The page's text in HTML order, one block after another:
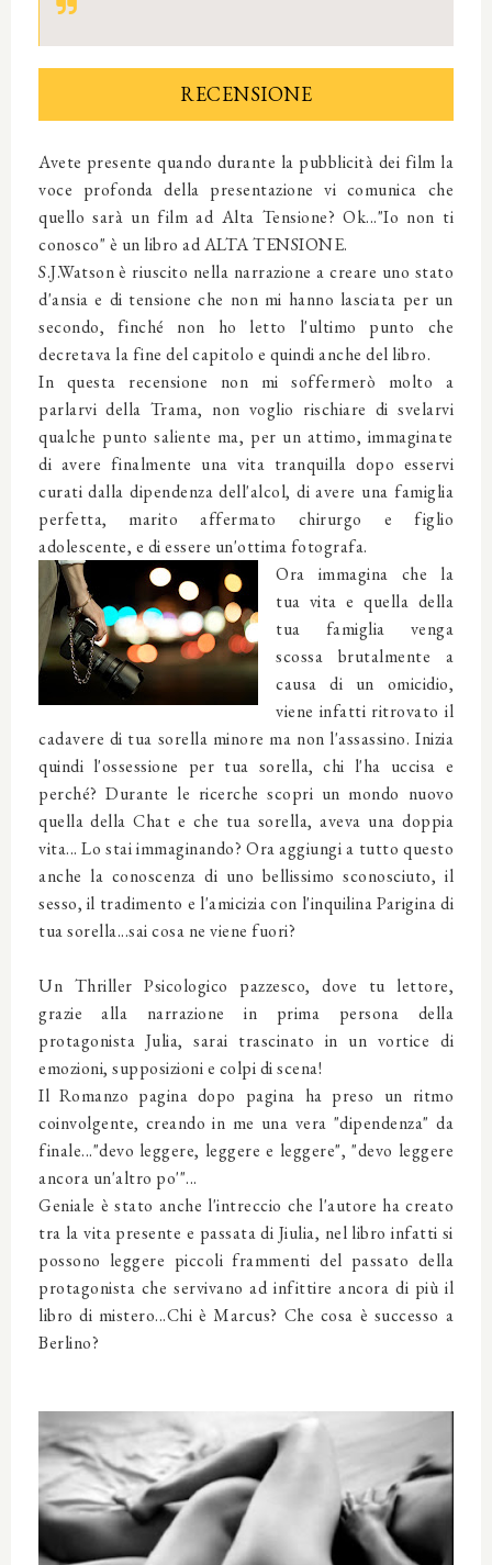
RECENSIONE
Avete presente quando durante la pubblicità dei film la
voce profonda della presentazione vi comunica che
quello sarà un film ad Alta Tensione? Ok..."Io non ti
conosco" è un libro ad ALTA TENSIONE.
S.J.Watson è riuscito nella narrazione a creare uno stato
d'ansia e di tensione che non mi hanno lasciata per un
secondo, finché non ho letto l'ultimo punto che
decretava la fine del capitolo e quindi anche del libro.
In questa recensione non mi soffermerò molto a
parlarvi della Trama, non voglio rischiare di svelarvi
qualche punto saliente ma, per un attimo, immaginate
di avere finalmente una vita tranquilla dopo esservi
curati dalla dipendenza dell'alcol, di avere una famiglia
perfetta, marito affermato chirurgo e figlio
adolescente, e di essere un'ottima fotografa.
Ora immagina che la
tua vita e quella della
tua famiglia venga
scossa brutalmente a
causa di un omicidio,
viene infatti ritrovato il
cadavere di tua sorella minore ma non l'assassino. Inizia
quindi l'ossessione per tua sorella, chi l'ha uccisa e
perché? Durante le ricerche scopri un mondo nuovo
quella della Chat e che tua sorella, aveva una doppia
vita... Lo stai immaginando? Ora aggiungi a tutto questo
anche la conoscenza di uno bellissimo sconosciuto, il
sesso, il tradimento e l'amicizia con l'inquilina Parigina di
tua sorella...sai cosa ne viene fuori?
Un Thriller Psicologico pazzesco, dove tu lettore,
grazie alla narrazione in prima persona della
protagonista Julia, sarai trascinato in un vortice di
emozioni, supposizioni e colpi di scena!
Il Romanzo pagina dopo pagina ha preso un ritmo
coinvolgente, creando in me una vera "dipendenza" da
finale..."devo leggere, leggere e leggere", "devo leggere
ancora un'altro po'"...
Geniale è stato anche l'intreccio che l'autore ha creato
tra la vita presente e passata di Jiulia, nel libro infatti si
possono leggere piccoli frammenti del passato della
protagonista che servivano ad infittire ancora di più il
libro di mistero...Chi è Marcus? Che cosa è successo a
Berlino?